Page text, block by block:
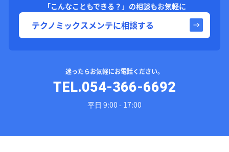
「こんなこともできる？」の相談もお気軽に
テクノミックスメンテに相談する
迷ったらお気軽にお電話ください。
TEL.054-366-6692
平日 9:00 - 17:00